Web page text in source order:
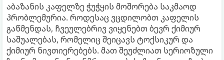
აბაზანის კაფელზე ჭუჭყის მოშორება საკმაოდ
პრობლემურია. როდესაც ვცდილობთ კაფელის
გაწმენდას, ჩვეულებრივ ვიყენებთ ბევრ ქიმიურ
საშუალებას, რომელიც შეიცავს ტოქსიკურ და
ქიმიურ ნივთიერებებს. მათ შეუძლიათ სერიოზული